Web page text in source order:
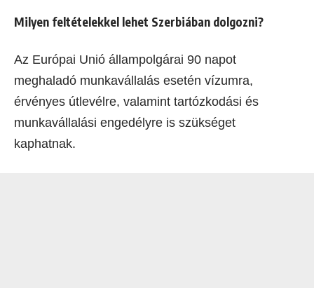
Milyen feltételekkel lehet Szerbiában dolgozni?
Az Európai Unió állampolgárai 90 napot
meghaladó munkavállalás esetén vízumra,
érvényes útlevélre, valamint tartózkodási és
munkavállalási engedélyre is szükséget
kaphatnak.